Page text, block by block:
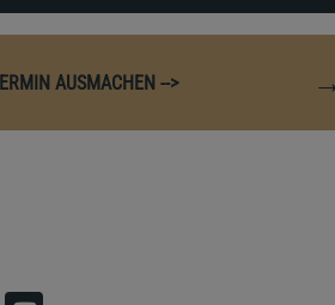
AUSMACHEN -->